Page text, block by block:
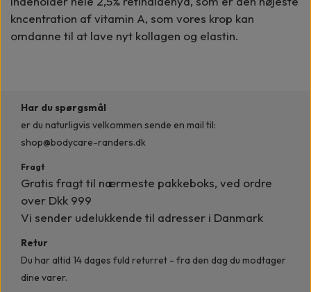
kncentration af vitamin A, som vores krop kan
omdanne til at lave nyt kollagen og elastin.
Har du spørgsmål
er du naturligvis velkommen sende en mail til:
shop@bodycare-randers.dk
Fragt
Gratis fragt til nærmeste pakkeboks, ved ordre
over Dkk 999
Vi sender udelukkende til adresser i Danmark
Retur
Du har altid 14 dages fuld returret - fra den dag du modtager
dine varer.